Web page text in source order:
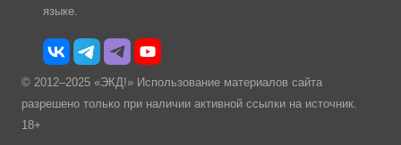
языке.
© 2012–2025 «ЭКД!» Использование материалов сайта
разрешено только при наличии активной ссылки на источник.
18+